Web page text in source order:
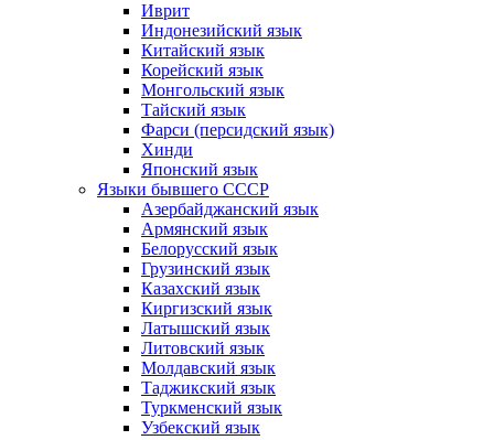
Иврит
Индонезийский язык
Китайский язык
Корейский язык
Монгольский язык
Тайский язык
Фарси (персидский язык)
Хинди
Японский язык
Языки бывшего СССР
Азербайджанский язык
Армянский язык
Белорусский язык
Грузинский язык
Казахский язык
Киргизский язык
Латышский язык
Литовский язык
Молдавский язык
Таджикский язык
Туркменский язык
Узбекский язык